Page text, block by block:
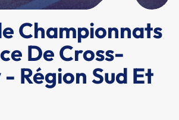
Championnats
De Cross-
Région Sud Et